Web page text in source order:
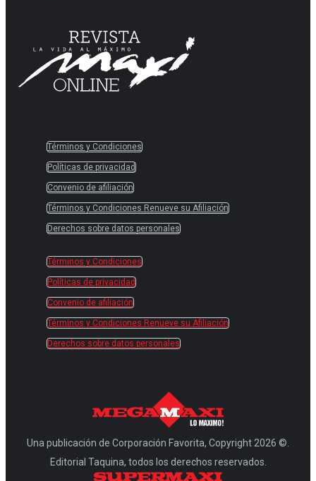
Términos y Condiciones
Políticas de privacidad
Convenio de afiliación
Términos y Condiciones Renueve su Afiliación
Derechos sobre datos personales
Términos y Condiciones
Políticas de privacidad
Convenio de afiliación
Términos y Condiciones Renueve su Afiliación
Derechos sobre datos personales
Una publicación de Corporación Favorita, Copyright 2026 ©.
Editorial Taquina, todos los derechos reservados.